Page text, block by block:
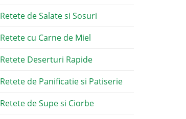
Retete de Salate si Sosuri
Retete cu Carne de Miel
Retete Deserturi Rapide
Retete de Panificatie si Patiserie
Retete de Supe si Ciorbe